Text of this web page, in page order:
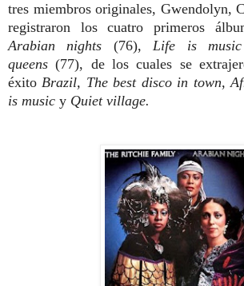
tres miembros originales, Gwendolyn,
registraron los cuatro primeros
Arabian nights (76),Life is
queens(77), de los cuales se
éxitoBrazil, The best disco in town,
is music y Quiet village.